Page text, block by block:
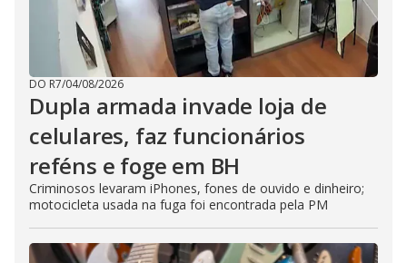
DO R7/04/08/2026
Dupla armada invade loja de
celulares, faz funcionários
reféns e foge em BH
Criminosos levaram iPhones, fones de ouvido e dinheiro;
motocicleta usada na fuga foi encontrada pela PM